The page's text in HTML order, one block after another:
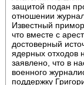
защитой подан
отношении
Известный
что вместе с
достоверный
ядерных отходов
заявлено, что в
военного
поддержку